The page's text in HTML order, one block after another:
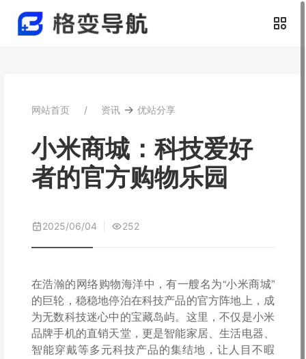
网站首页 资讯 → 优站分享
小米商城：科技爱好
者的官方购物乐园
2025/06/04 252
在浩瀚的网络购物海洋中，有一艘名为“小米商城”
的巨轮，稳稳地停泊在科技产品的官方阵地上，成
为无数科技迷心中的宝藏岛屿。这里，不仅是小米
品牌手机的直销天堂，更是智能家居、生活电器、
智能穿戴等多元科技产品的集结地，让人目不暇